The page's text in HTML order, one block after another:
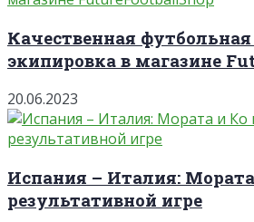
Качественная
экипировка в магазине
20.06.2023
Испания – Италия:
результативной игре